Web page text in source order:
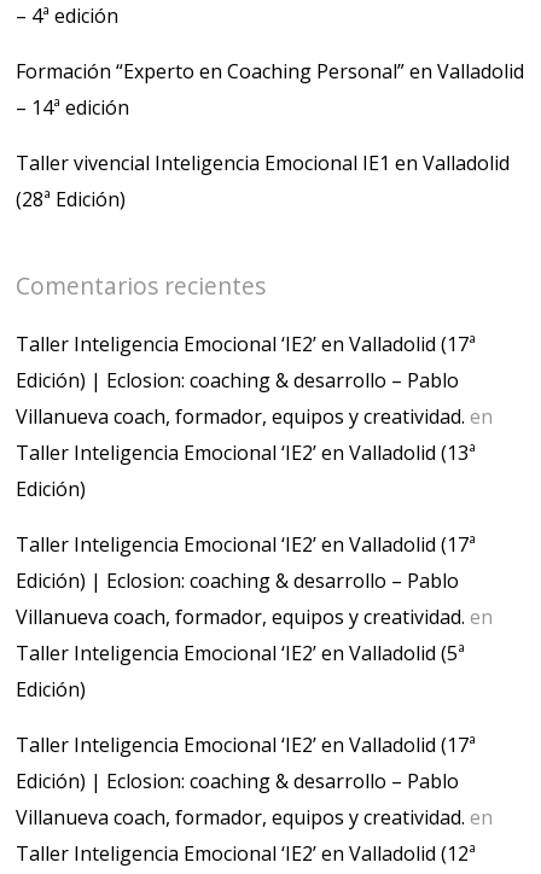
– 4ª edición
Formación “Experto en Coaching Personal” en Valladolid
– 14ª edición
Taller vivencial Inteligencia Emocional IE1 en Valladolid
(28ª Edición)
Comentarios recientes
Taller Inteligencia Emocional ‘IE2’ en Valladolid (17ª
Edición) | Eclosion: coaching & desarrollo – Pablo
Villanueva coach, formador, equipos y creatividad. en
Taller Inteligencia Emocional ‘IE2’ en Valladolid (13ª
Edición)
Taller Inteligencia Emocional ‘IE2’ en Valladolid (17ª
Edición) | Eclosion: coaching & desarrollo – Pablo
Villanueva coach, formador, equipos y creatividad. en
Taller Inteligencia Emocional ‘IE2’ en Valladolid (5ª
Edición)
Taller Inteligencia Emocional ‘IE2’ en Valladolid (17ª
Edición) | Eclosion: coaching & desarrollo – Pablo
Villanueva coach, formador, equipos y creatividad. en
Taller Inteligencia Emocional ‘IE2’ en Valladolid (12ª